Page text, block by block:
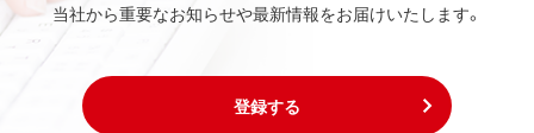
当社から重要なお知らせや最新情報をお届けいたします。
登録する